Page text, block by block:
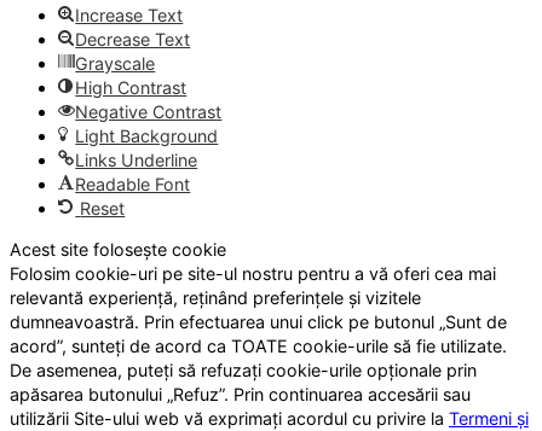
Increase Text
Decrease Text
Grayscale
High Contrast
Negative Contrast
Light Background
Links Underline
Readable Font
Reset
Acest site folosește cookie
Folosim cookie-uri pe site-ul nostru pentru a vă oferi cea mai
relevantă experiență, reținând preferințele și vizitele
dumneavoastră. Prin efectuarea unui click pe butonul „Sunt de
acord”, sunteți de acord ca TOATE cookie-urile să fie utilizate.
De asemenea, puteți să refuzați cookie-urile opționale prin
apăsarea butonului „Refuz”. Prin continuarea accesării sau
utilizării Site-ului web vă exprimați acordul cu privire la Termeni și